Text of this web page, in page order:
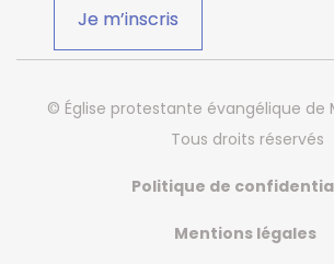
© Église protestante évangélique de
Tous droits réservés
Politique de
Mentions légales